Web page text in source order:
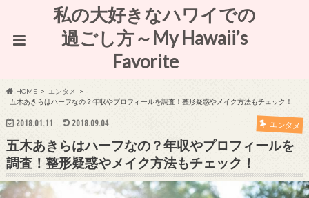
私の大好きなハワイでの
過ごし方～My Hawaii’s
Favorite
HOME
エンタメ
五木あきらはハーフなの？年収やプロフィールを調査！整形疑惑やメイク方法もチェック！
2018.01.11 2018.09.04 エンタメ
五木あきらはハーフなの？年収やプロフィールを
調査！整形疑惑やメイク方法もチェック！